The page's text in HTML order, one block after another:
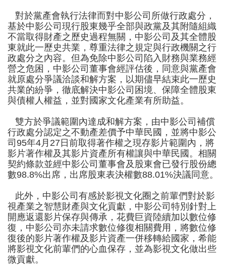
對於黨產會執行法律而對中影公司所做行政處分，
基於中影公司現行股東幾乎全部與政黨及其附隨組織
不當取得財產之歷史過程無關，中影公司及其全體股
東就此一歷史共業，尊重法律之規定與行政機關之行
政處分之內容。但為免除中影公司陷入財務與業務經
營之危困，中影公司董事會經評估後， 同意與黨產會
就原處分爭議洽談和解方案，以期儘早結束此一歷史
共業的紛爭， 徹底解決中影公司困境、保障全體股東
與債權人權益，並對國家文化產業有所助益。
雙方於爭議範圍內達成和解方案 ，由中影公司 補償
行政處分認定之不動產差價予中華民國， 並將中影公
司 95年4月 27 日前取得著作權之現存影片範圍內， 將
影片著作權及其影片資產所有權讓與中華民國 。相關
契約條款並經中影公司董事會及股東會已發行股份總
數98.8%出席 ，出席股東表決權數88.01%決議 同意。
此外，中影公司有感於影視文化圈之前輩們對於影
視產業之智慧財產與文化貢獻，中影公司特別針對上
開 應返還影片保存與傳承， 花費巨資陸續加以數位修
復，中影公司亦未請求數位修復相關費用，將數位修
復後的影片著作權及影片資產一併移轉給國家 ，希能
將影視文化前輩們的心血保存， 並為影視文化做出些
微貢獻。